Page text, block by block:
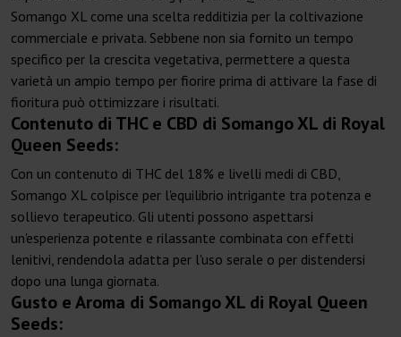
Somango XL come una scelta redditizia per la coltivazione
commerciale e privata. Sebbene non sia fornito un tempo
specifico per la crescita vegetativa, permettere a questa
varietà un ampio tempo per fiorire prima di attivare la fase di
fioritura può ottimizzare i risultati.
Contenuto di THC e CBD di Somango XL di Royal
Queen Seeds:
Con un contenuto di THC del 18% e livelli medi di CBD,
Somango XL colpisce per l'equilibrio intrigante tra potenza e
sollievo terapeutico. Gli utenti possono aspettarsi
un'esperienza potente e rilassante combinata con effetti
lenitivi, rendendola adatta per l'uso serale o per distendersi
dopo una lunga giornata.
Gusto e Aroma di Somango XL di Royal Queen
Seeds: